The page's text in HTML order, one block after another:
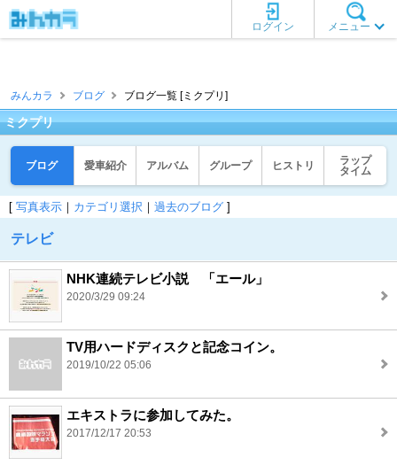
メニュー
ログイン
みんカラ ブログ ブログ一覧 [ミクプリ]
ミクプリ
ブログ 愛車紹介 アルバム グループ ヒストリ
ラップ
タイム
[ 写真表示 ｜ カテゴリ選択 ｜ 過去のブログ ]
テレビ
NHK連続テレビ小説 「エール」
2020/3/29 09:24
TV用ハードディスクと記念コイン。
2019/10/22 05:06
エキストラに参加してみた。
2017/12/17 20:53